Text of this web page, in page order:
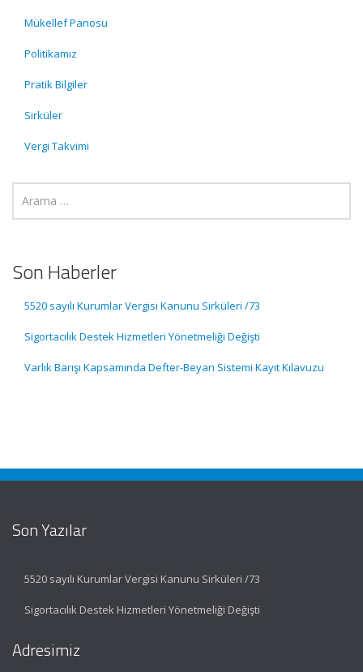
Mükellef Panosu
Politikamız
Pratik Bilgiler
Sirküler
Vergi Takvimi
Son Haberler
5520 sayılı Kurumlar Vergisi Kanunu Sirküleri /73
Sigortacılık Destek Hizmetleri Yönetmeliği Değişti
Varlık Barışı Kapsamında Defter-Beyan Sistemi Kayıt Kılavuzu
Son Yazılar
5520 sayılı Kurumlar Vergisi Kanunu Sirküleri /73
Sigortacılık Destek Hizmetleri Yönetmeliği Değişti
Adresimiz